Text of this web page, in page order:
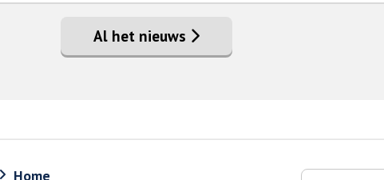
Al het nieuws
Home